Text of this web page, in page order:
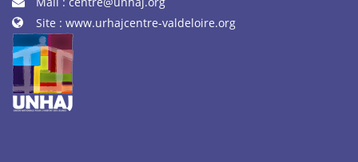
Site : www.urhajcentre-valdeloire.org